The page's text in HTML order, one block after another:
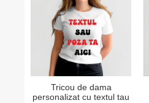
Etichete pentru sticla de vin
Cadouri Personalizate Unice
Sorturi Personalizate
Tricou de dama
personalizat cu textul tau